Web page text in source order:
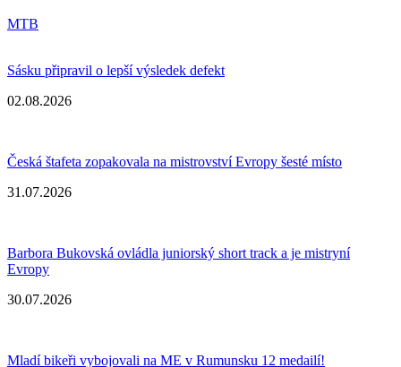
MTB
Sásku připravil o lepší výsledek defekt
02.08.2026
Česká štafeta zopakovala na mistrovství Evropy šesté místo
31.07.2026
Barbora Bukovská ovládla juniorský short track a je mistryní
Evropy
30.07.2026
Mladí bikeři vybojovali na ME v Rumunsku 12 medailí!